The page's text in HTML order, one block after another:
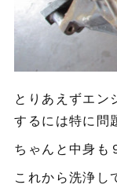
とりあえずエン
するには特に問
ちゃんと中身も
これから洗浄し